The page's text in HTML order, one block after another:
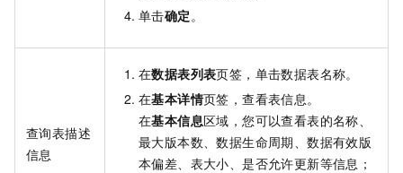
单击确定 。
查询表描述
信息
在数据表列表页签，单击数据表名称。
在基本详情页签，查看表信息。
在基本信息区域，您可以查看表的名称、
最大版本数、数据生命周期、数据有效版
本偏差、表大小、是否允许更新等信息；